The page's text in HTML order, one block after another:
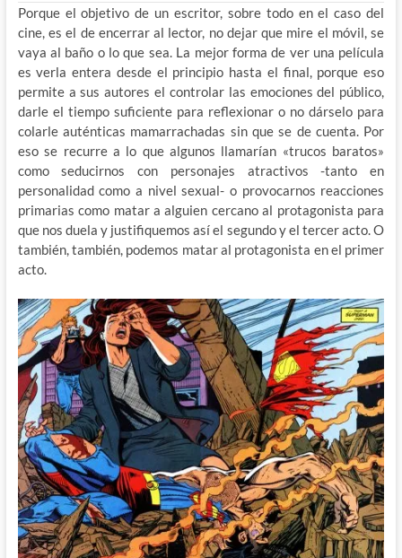
Porque el objetivo de un escritor, sobre todo en el caso del
cine, es el de encerrar al lector, no dejar que mire el móvil, se
vaya al baño o lo que sea. La mejor forma de ver una película
es verla entera desde el principio hasta el final, porque eso
permite a sus autores el controlar las emociones del público,
darle el tiempo suficiente para reflexionar o no dárselo para
colarle auténticas mamarrachadas sin que se de cuenta. Por
eso se recurre a lo que algunos llamarían «trucos baratos»
como seducirnos con personajes atractivos -tanto en
personalidad como a nivel sexual- o provocarnos reacciones
primarias como matar a alguien cercano al protagonista para
que nos duela y justifiquemos así el segundo y el tercer acto. O
también, también, podemos matar al protagonista en el primer
acto.